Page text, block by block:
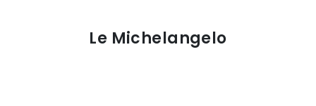
Le Michelangelo